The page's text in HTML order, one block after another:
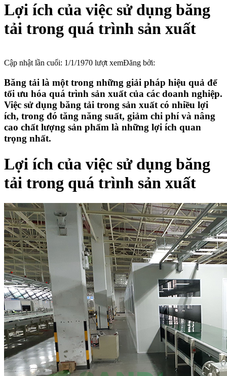
Lợi ích của việc sử dụng băng
tải trong quá trình sản xuất
Cập nhật lần cuối: 1/1/1970 lượt xemĐăng bởi:
Băng tải là một trong những giải pháp hiệu quả để
tối ưu hóa quá trình sản xuất của các doanh nghiệp.
Việc sử dụng băng tải trong sản xuất có nhiều lợi
ích, trong đó tăng năng suất, giảm chi phí và nâng
cao chất lượng sản phẩm là những lợi ích quan
trọng nhất.
Lợi ích của việc sử dụng băng
tải trong quá trình sản xuất